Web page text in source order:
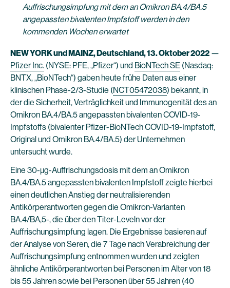
Auffrischungsimpfung mit dem an Omikron BA.4/BA.5
angepassten bivalenten Impfstoff werden in den
kommenden Wochen erwartet
NEW YORK und MAINZ, Deutschland, 13. Oktober 2022 —
Pfizer Inc. (NYSE: PFE, „Pfizer“) und BioNTech SE (Nasdaq:
BNTX, „BioNTech“) gaben heute frühe Daten aus einer
klinischen Phase-2/3-Studie (NCT05472038) bekannt, in
der die Sicherheit, Verträglichkeit und Immunogenität des an
Omikron BA.4/BA.5 angepassten bivalenten COVID-19-
Impfstoffs (bivalenter Pfizer-BioNTech COVID-19-Impfstoff,
Original und Omikron BA.4/BA.5) der Unternehmen
untersucht wurde.
Eine 30-µg-Auffrischungsdosis mit dem an Omikron
BA.4/BA.5 angepassten bivalenten Impfstoff zeigte hierbei
einen deutlichen Anstieg der neutralisierenden
Antikörperantworten gegen die Omikron-Varianten
BA.4/BA,5-, die über den Titer-Leveln vor der
Auffrischungsimpfung lagen. Die Ergebnisse basieren auf
der Analyse von Seren, die 7 Tage nach Verabreichung der
Auffrischungsimpfung entnommen wurden und zeigten
ähnliche Antikörperantworten bei Personen im Alter von 18
bis 55 Jahren sowie bei Personen über 55 Jahren (40